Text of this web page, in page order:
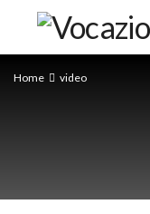
Home video